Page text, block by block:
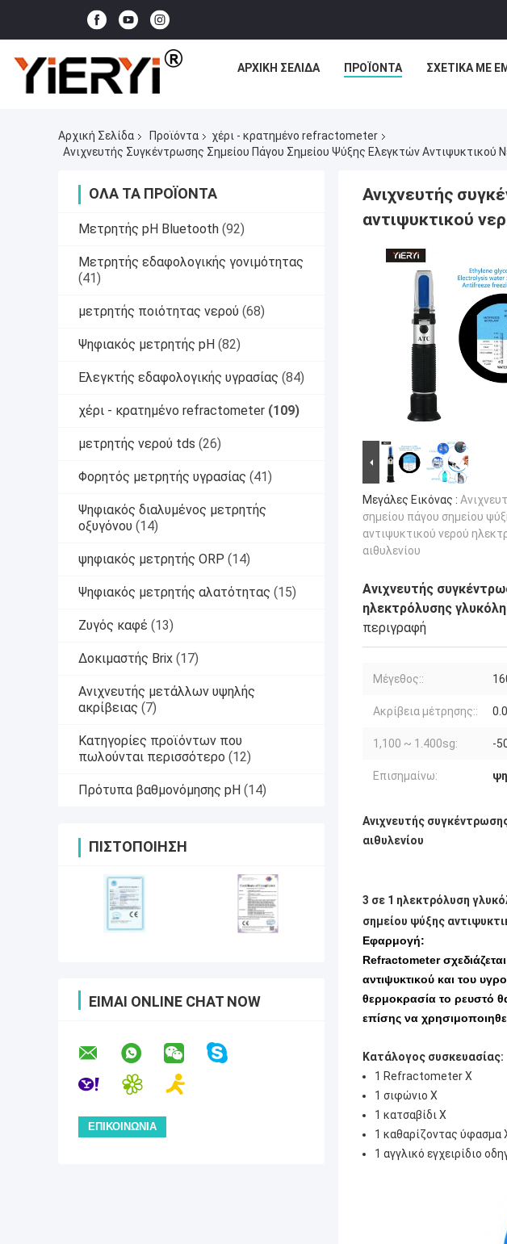
ΑΡΧΙΚΉ ΣΕΛΊΔΑ ΠΡΟΪΌΝΤΑ ΣΧΕΤΙΚΆ ΜΕ
Αρχική Σελίδα Προϊόντα
χέρι - κρατημένο refractometer
Ανιχνευτής Συγκέντρωσης Σημείου Πάγου Σημείου Ψύξης Ελεγκτών Αντιψυκτικού
ΌΛΑ ΤΑ ΠΡΟΪΌΝΤΑ
Μετρητής pH Bluetooth (92)
Μετρητής εδαφολογικής γονιμότητας
(41)
μετρητής ποιότητας νερού (68)
Ψηφιακός μετρητής pH (82)
Ελεγκτής εδαφολογικής υγρασίας (84)
χέρι - κρατημένο refractometer (109)
μετρητής νερού tds (26)
Φορητός μετρητής υγρασίας (41)
Ψηφιακός διαλυμένος μετρητής
οξυγόνου (14)
ψηφιακός μετρητής ORP (14)
Ψηφιακός μετρητής αλατότητας (15)
Ζυγός καφέ (13)
Δοκιμαστής Brix (17)
Ανιχνευτής μετάλλων υψηλής
ακρίβειας (7)
Κατηγορίες προϊόντων που
πωλούνται περισσότερο (12)
Πρότυπα βαθμονόμησης pH (14)
ΠΙΣΤΟΠΟΊΗΣΗ
ΕΊΜΑΙ ONLINE CHAT NOW
Ανιχνευτής
αντιψυκτικού
Μεγάλες Εικόνας :
σημείου πάγου σημείου
αντιψυκτικού νερού
αιθυλενίου
Ανιχνευτής
ηλεκτρόλυσης
περιγραφή
Μέγεθος::
Ακρίβεια μέτρησης::
1,100 ~ 1.400sg: -
Επισημαίνω:
Ανιχνευτής
αιθυλενίου
3 σε 1 ηλεκτρόλυση
σημείου ψύξης
Εφαρμογή:
Refractometer
αντιψυκτικού και του
θερμοκρασία το ρευστό
επίσης να
Κατάλογος συσκευασίας:
1 Refractometer Χ
1 σιφώνιο Χ
1 κατσαβίδι Χ
1 καθαρίζοντας ύφασμα
1 αγγλικό εγχειρίδιο